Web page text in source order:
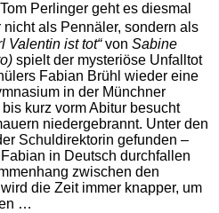
Perlinger geht es diesmal
als Pennäler, sondern als
Valentin ist tot“von Sabine
spielt der mysteriöse Unfalltot
Fabian Brühl wieder eine
in der Münchner
kurz vorm Abitur besucht
niedergebrannt. Unter den
Schuldirektorin gefunden –
in Deutsch durchfallen
zwischen den
die Zeit immer knapper, um
…